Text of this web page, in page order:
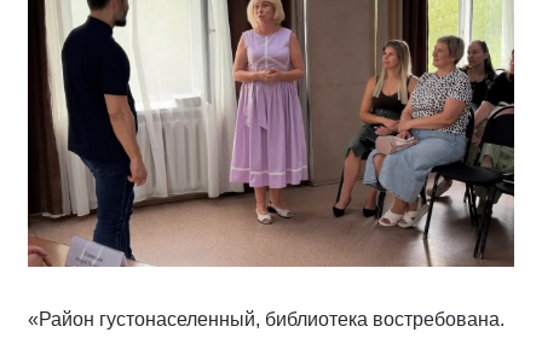
«Район густонаселенный, библиотека востребована.